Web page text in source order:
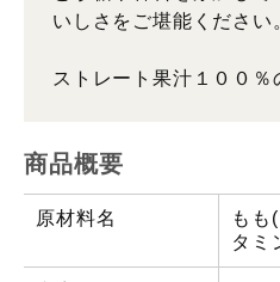
いしさをご堪能ください
ストレート果汁１００％
商品概要
原材料名
もも
タミ